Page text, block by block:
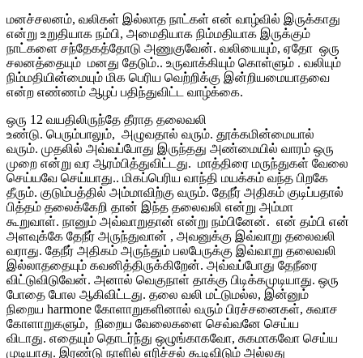
மனச்சலனம், வலிகள் இல்லாத நாட்கள் என் வாழ்வில் இருக்காது
என்று உறுதியாக நம்பி, அமைதியாக நிம்மதியாக இருக்கும்
நாட்களை சந்தேகத்தோடு அணுகுவேன். வலியையும், ஏதோ ஒரு
சலனத்தையும் மனது தேடும்.. உருவாக்கியும் கொள்ளும் . வலியும்
நிம்மதியின்மையும் மிக பெரிய வெற்றிக்கு இன்றியமையாதவை
என்ற எண்ணம் ஆழப் பதிந்துவிட்ட வாழ்க்கை.
ஒரு 12 வயதிலிருந்தே தீராத தலைவலி
உண்டு. பெரும்பாலும், அழுவதால் வரும். தூக்கமின்மையால்
வரும். முதலில் அவ்வப்போது இருந்தது அண்மையில் வாரம் ஒரு
முறை என்று வர ஆரம்பித்துவிட்டது. மாத்திரை மருந்துகள் வேலை
செய்யவே செய்யாது.. மிகப்பெரிய வாந்தி மயக்கம் வந்த பிறகே
தீரும். குடும்பத்தில் அம்மாவிற்கு வரும். தேநீர் அதிகம் குடிப்பதால்
பித்தம் தலைக்கேறி தான் இந்த தலைவலி என்று அம்மா
கூறுவாள். நானும் அவ்வாறுதான் என்று நம்பினேன். என் தம்பி என்
அளவுக்கே தேநீர் அருந்துவான் , அவனுக்கு இவ்வாறு தலைவலி
வராது. தேநீர் அதிகம் அருந்தும் பலபேருக்கு இவ்வாறு தலைவலி
இல்லாததையும் கவனித்திருக்கிறேன். அவ்வப்போது தேநீரை
விட்டுவிடுவேன். அனால் வெகுநாள் தாக்கு பிடிக்கமுடியாது. ஒரு
போதை போல ஆகிவிட்டது. தலை வலி மட்டுமல்ல, இன்னும்
நிறைய harmone கோளாறுகளினால் வரும் பிரச்சனைகள், சுவாச
கோளாறுகளும், நிறைய வேலைகளை செவ்வனே செய்ய
விடாது. எதையும் தொடர்ந்து ஒழுங்காகவோ, சுகமாகவோ செய்ய
முடியாது. இரண்டு நாளில் எரிச்சல் கூடிவிடும் அல்லது